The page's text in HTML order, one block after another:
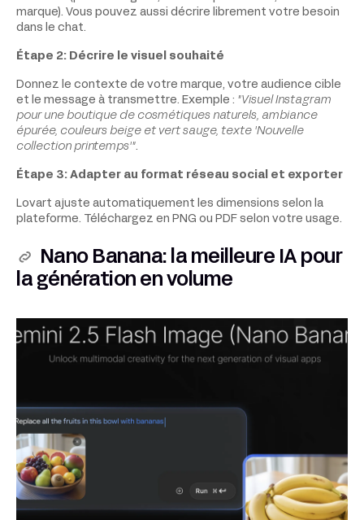
marque). Vous pouvez aussi décrire librement votre besoin
dans le chat.
Étape 2: Décrire le visuel souhaité
Donnez le contexte de votre marque, votre audience cible
et le message à transmettre. Exemple : "Visuel Instagram
pour une boutique de cosmétiques naturels, ambiance
épurée, couleurs beige et vert sauge, texte 'Nouvelle
collection printemps'".
Étape 3: Adapter au format réseau social et exporter
Lovart ajuste automatiquement les dimensions selon la
plateforme. Téléchargez en PNG ou PDF selon votre usage.
Nano Banana: la meilleure IA pour
la génération en volume